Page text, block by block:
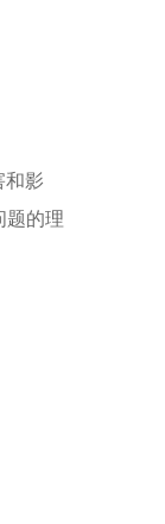
影
题的理